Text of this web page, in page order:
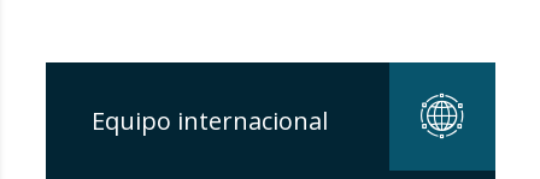
Equipo internacional